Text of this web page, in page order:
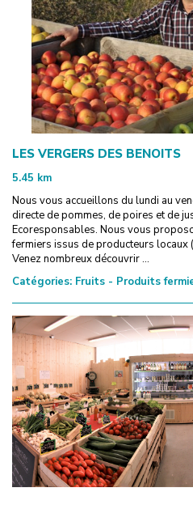
LES VERGERS DES BENOITS
5.45 km
Nous vous accueillons du lundi au
directe de pommes, de poires et de
Ecoresponsables. Nous vous
fermiers issus de producteurs locaux
Venez nombreux découvrir ...
Catégories: Fruits - Produits